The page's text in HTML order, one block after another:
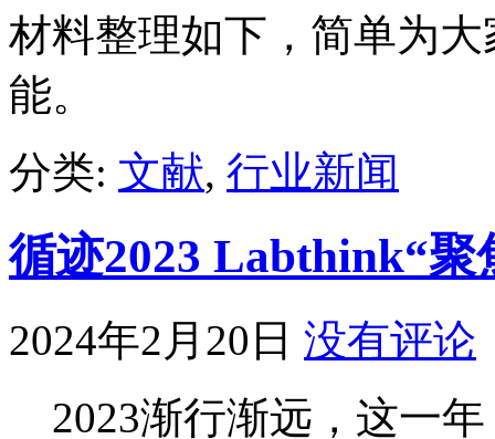
材料整理如下，简单为
能。
分类: 文献, 行业新闻
循迹2023 Labthink“聚
2024年2月20日 没有评论
2023渐行渐远，这一